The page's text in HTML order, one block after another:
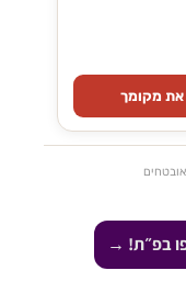
את מקומך
בפ״ת! →